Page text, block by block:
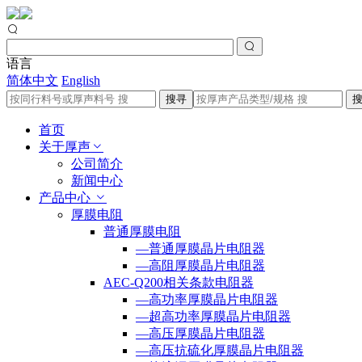
语言
简体中文 English
搜寻
首页
关于厚声
公司简介
新闻中心
产品中心
厚膜电阻
普通厚膜电阻
—普通厚膜晶片电阻器
—高阻厚膜晶片电阻器
AEC-Q200相关条款电阻器
—高功率厚膜晶片电阻器
—超高功率厚膜晶片电阻器
—高压厚膜晶片电阻器
—高压抗硫化厚膜晶片电阻器